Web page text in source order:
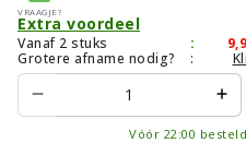
Vraagje?
Extra voordeel
Vanaf 2 stuks :
Grotere afname nodig?
:
Vóór 22:00